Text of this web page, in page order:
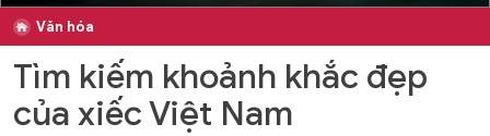
Văn hóa
Tìm kiếm khoảnh khắc đẹp
của xiếc Việt Nam